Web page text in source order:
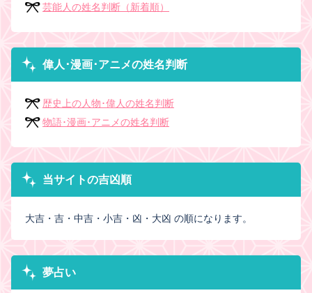
芸能人の姓名判断（新着順）
偉人･漫画･アニメの姓名判断
歴史上の人物･偉人の姓名判断
物語･漫画･アニメの姓名判断
当サイトの吉凶順
大吉・吉・中吉・小吉・凶・大凶 の順になります。
夢占い